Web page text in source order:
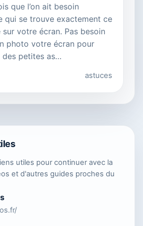
que l’on ait besoin
qui se trouve exactement ce
votre écran. Pas besoin
photo votre écran pour
des petites as…
astuces
utiles pour continuer avec la
et d'autres guides proches du